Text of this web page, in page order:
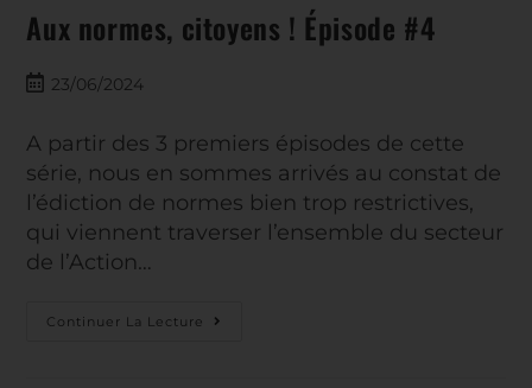
Aux normes, citoyens ! Épisode #4
23/06/2024
A partir des 3 premiers épisodes de cette
série, nous en sommes arrivés au constat de
l’édiction de normes bien trop restrictives,
qui viennent traverser l’ensemble du secteur
de l’Action…
Continuer La Lecture